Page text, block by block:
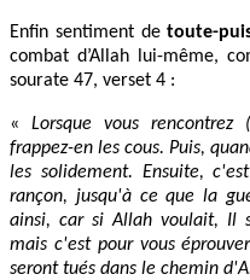
Enfin sentiment detoute-
combat d’Allah lui-même,
sourate 47, verset 4 :
« Lorsque vous
frappez-en les cous. Puis,
les solidement. Ensuite,
rançon, jusqu'à ce que la
ainsi, car si Allah voulait, Il
mais c'est pour vous
seront tués dans le chemin